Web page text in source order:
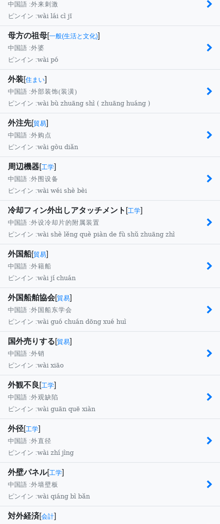
中国語 :外来刺激
ピンイン :wài lái cì jī
母方の祖母[一般(生活と文化)]
中国語 :外婆
ピンイン :wài pó
外装[住まい]
中国語 :外部装饰(装潢)
ピンイン :wài bù zhuāng shì ( zhuāng huáng )
外注先[貿易]
中国語 :外购点
ピンイン :wài gòu diǎn
周辺機器[工学]
中国語 :外围设备
ピンイン :wài wéi shè bèi
冷却フィン外出しアタッチメント [工学]
中国語 :外设冷却片的附属装置
ピンイン :wài shè lěng què piàn de fù shǔ zhuāng zhì
外国船[貿易]
中国語 :外籍船
ピンイン :wài jí chuán
外国船舶協会[貿易]
中国語 :外国船东学会
ピンイン :wài guó chuán dōng xué huì
国外売りする[貿易]
中国語 :外销
ピンイン :wài xiāo
外観不良 [工学]
中国語 :外观缺陷
ピンイン :wài guān quē xiàn
外径[工学]
中国語 :外直径
ピンイン :wài zhí jìng
外壁パネル[工学]
中国語 :外墙壁板
ピンイン :wài qiáng bì bǎn
対外経済[会計]